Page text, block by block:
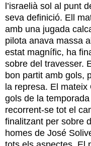
l’israelià sol al punt
seva definició. Ell
amb una jugada
pilota anava massa
estat magnífic, ha
sobre del travesser.
bon partit amb gols,
la represa. El
gols de la
recorrent-se tot el
finalitzant per sobre
homes de José